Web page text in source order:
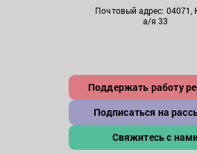
Почтовый адрес: 04071,
а/я 33
Поддержать работу
Подписаться на
Свяжитесь с